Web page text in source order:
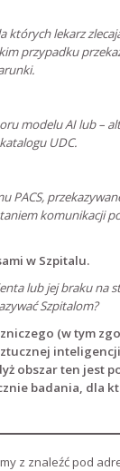
których lekarz
przypadku
modelu AI lub –
UDC.
PACS,
komunikacji
w Szpitalu.
lub jej braku na
Szpitalom?
(w tym
obszar ten jest
badania, dla
z znaleźć pod